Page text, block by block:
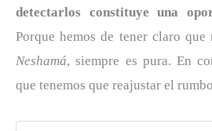
detectarlos constituye una
Porque hemos de tener claro
Neshamá, siempre es pura. En
que tenemos que reajustar el